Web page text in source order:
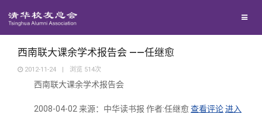
西南联大校友会
回馈母校
西南联大课余学术报告会 ——任继愈
2012-11-24 | 浏览 514次
西南联大课余学术报告会
2008-04-02 来源：中华读书报 作者:任继愈查看评论进入